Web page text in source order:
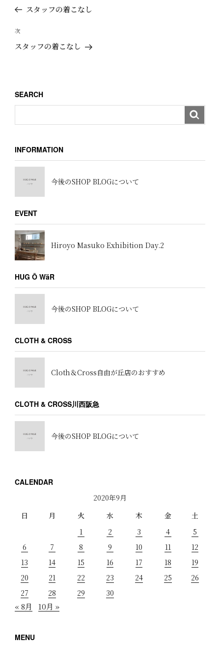
ナ
ビ
ゲ
ン
去
投
稿
スタッフの着こなし
次
の
次
スタッフの着こなし
SEARCH
INFORMATION
今後のSHOP BLOGについて
EVENT
Hiroyo Masuko Exhibition Day.2
HUG Ō WäR
今後のSHOP BLOGについて
CLOTH & CROSS
Cloth＆Cross自由が丘店のおすすめ
CLOTH & CROSS川西阪急
今後のSHOP BLOGについて
CALENDAR
2020年9月
日
月 火 水 木 金
土
1
2 3 4
5
6
7 8 9 10 11
12
13
14 15 16 17 18
19
20
21 22 23 24 25
26
27
28 29 30
« 8月 10月 »
MENU